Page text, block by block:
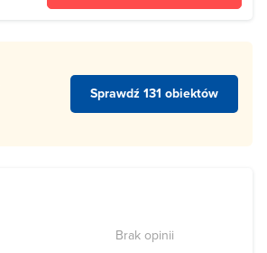
Sprawdź 131 obiektów
Brak opinii